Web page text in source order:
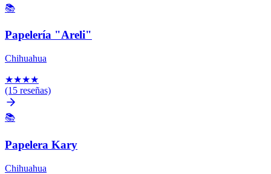
📚
Papelería "Areli"
Chihuahua
★★★★
(15 reseñas)
📚
Papelera Kary
Chihuahua